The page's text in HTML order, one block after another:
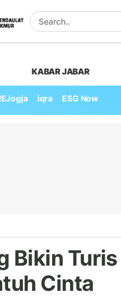
KABAR JABAR
iqra ESG Now
Bikin Turis
Cinta